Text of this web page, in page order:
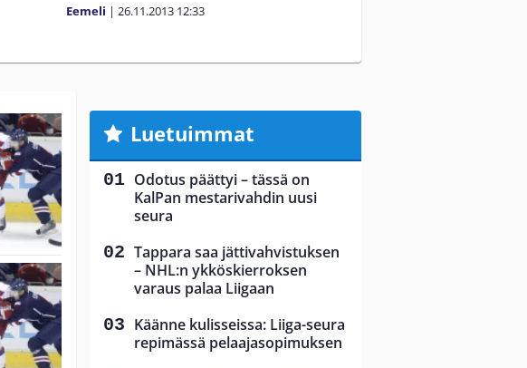
Eemeli | 26.11.2013 12:33
Luetuimmat
Odotus päättyi – tässä on
KalPan mestarivahdin uusi
seura
Tappara saa jättivahvistuksen
– NHL:n ykköskierroksen
varaus palaa Liigaan
Käänne kulisseissa: Liiga-seura
repimässä pelaajasopimuksen